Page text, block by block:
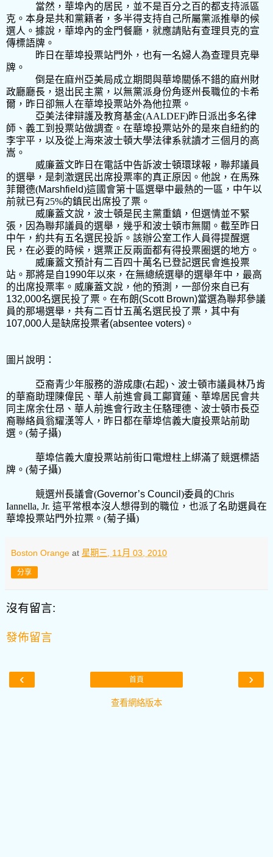
當然，華埠內的居民，並不是百分之百的都支持派區
克。本身是共和黨籍者，多半得支持自己所屬黨派推舉的候
選人。據說，華埠內的金門餐廳，就應請貼有查理貝克的宣
傳標語牌。
昨日在華埠投票站門外，也有一名婦人為查理貝克舉
牌。
倒是在麻州亞美局成立期間與華埠關係不錯的麻州財
政廳廳長，退出民主黨，以無黨派身份角逐州長職位的卡希
爾，昨日卻無人在華埠投票站外為他拉票。
亞美法律辯護及教育基金(AALDEF)昨日派出多名律
師、義工到投票站做調查。在華埠投票站外的是來自紐約的
李宇平，以及從上海來波士頓大學法律系就讀才三個月的高
嵩。
威廉蓋文昨日在電話中告訴波士頓環球報，聯邦議員
的選舉，是刺激選民出席投票率的真正原因。他說，在馬殊
菲爾德(Marshfield)這國會第十區選舉中最熱的一區，中午以
前就已有25%的鎮民出席投了票。
威廉蓋文說，波士頓是民主黨重鎮，但選情並不緊
張，因為聯邦議員的選舉，幾乎和波士頓市無關。截至昨日
中午，約共有五名選民投訴。該辦公室工作人員得提醒選
民，在必要的時候，選票正反兩面都有得投票圈選的地方。
威廉蓋文預計有二百四十萬名已登記選民會進投票
站。那將是自1990年以來，在無總統選舉的選舉年中，最高
的出席投票率。威廉蓋文說，他的預測，一部份來自已有
132,000名選民投了票。在布朗(Scott Brown)當選為聯邦參議
員的那場選舉，共有二百廿五萬名選民投了票，其中有
107,000人是缺席投票者(absentee voters) 。
圖片說明：
亞裔青少年服務的游成康(右起) 、波士頓市議員林乃肯
的華裔助理陳偉民、華人前進會員工鄺寶蓮、華埠居民會共
同主席余仕昂、華人前進會行政主任駱理德、波士頓市長亞
裔聯絡員翁耀漢等人，昨日都在華埠信義大廈投票站前助
選。 (菊子攝)
華埠信義大廈投票站前街口電燈柱上綁滿了競選標語
牌。 (菊子攝)
競選州長議會(Governor’s Council )委員的Chris
Iannella, Jr. 這平常根本沒人想得到的職位，也派了名助選員在
華埠投票站門外拉票。 (菊子攝)
Boston Orange at 星期三, 11月 03, 2010
分享
沒有留言:
發佈留言
‹ ›
首頁
查看網絡版本